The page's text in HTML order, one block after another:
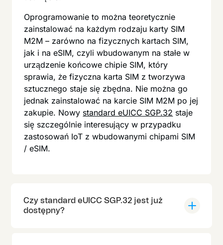
Oprogramowanie to można teoretycznie
zainstalować na każdym rodzaju karty SIM
M2M – zarówno na fizycznych kartach SIM,
jak i na eSIM, czyli wbudowanym na stałe w
urządzenie końcowe chipie SIM, który
sprawia, że fizyczna karta SIM z tworzywa
sztucznego staje się zbędna. Nie można go
jednak zainstalować na karcie SIM M2M po jej
zakupie. Nowy standard eUICC SGP.32 staje
się szczególnie interesujący w przypadku
zastosowań IoT z wbudowanymi chipami SIM
/ eSIM.
Czy standard eUICC SGP.32 jest już
dostępny?